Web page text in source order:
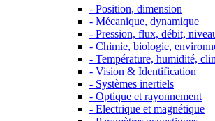
- Position, dimension
- Mécanique, dynamique
- Pression, flux, débit,
- Chimie, biologie,
- Température, humidité,
- Vision & Identification
- Systèmes inertiels
- Optique et rayonnement
- Electrique et magnétique